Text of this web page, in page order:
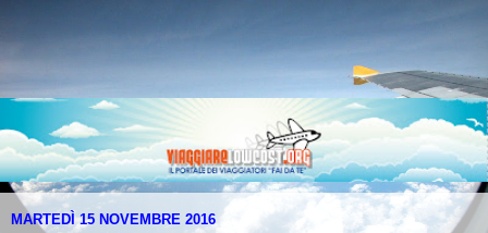
MARTEDÌ 15 NOVEMBRE 2016